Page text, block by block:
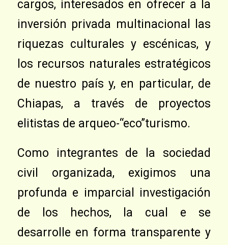
cargos, interesados en ofrecer a la
inversión privada multinacional las
riquezas culturales y escénicas, y
los recursos naturales estratégicos
de nuestro país y, en particular, de
Chiapas, a través de proyectos
elitistas de arqueo-“eco”turismo.
Como integrantes de la sociedad
civil organizada, exigimos una
profunda e imparcial investigación
de los hechos, la cual e se
desarrolle en forma transparente y